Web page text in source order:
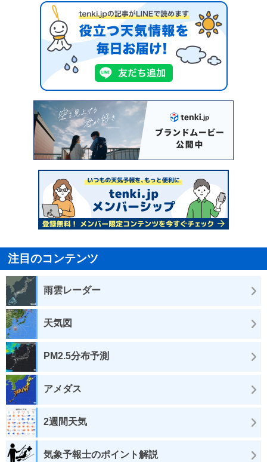
注目のコンテンツ
雨雲レーダー
天気図
PM2.5分布予測
アメダス
2週間天気
気象予報士のポイント解説